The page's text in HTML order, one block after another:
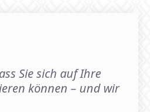
Sie sich auf Ihre
können – und wir